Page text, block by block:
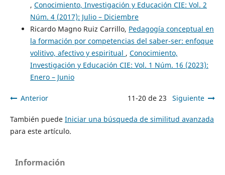
, Conocimiento, Investigación y Educación CIE: Vol. 2
Núm. 4 (2017): Julio – Diciembre
Ricardo Magno Ruiz Carrillo, Pedagogía conceptual en
la formación por competencias del saber-ser: enfoque
volitivo, afectivo y espiritual , Conocimiento,
Investigación y Educación CIE: Vol. 1 Núm. 16 (2023):
Enero – Junio
Anterior 11-20 de 23 Siguiente
También puede Iniciar una búsqueda de similitud avanzada
para este artículo.
Información